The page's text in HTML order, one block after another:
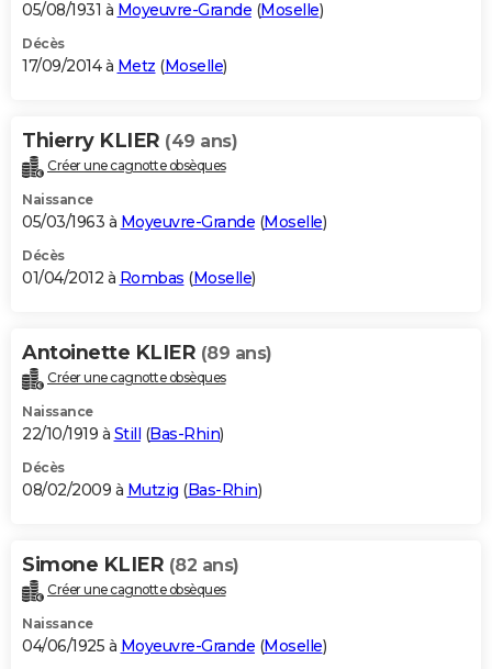
05/08/1931 à Moyeuvre-Grande (Moselle)
Décès
17/09/2014 à Metz (Moselle)
Thierry KLIER (49 ans)
Créer une cagnotte obsèques
Naissance
05/03/1963 à Moyeuvre-Grande (Moselle)
Décès
01/04/2012 à Rombas (Moselle)
Antoinette KLIER (89 ans)
Créer une cagnotte obsèques
Naissance
22/10/1919 à Still (Bas-Rhin)
Décès
08/02/2009 à Mutzig (Bas-Rhin)
Simone KLIER (82 ans)
Créer une cagnotte obsèques
Naissance
04/06/1925 à Moyeuvre-Grande (Moselle)